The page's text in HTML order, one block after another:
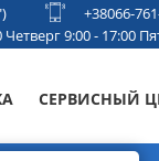
+38066-
9:00 - 17:00
СЕРВИСНЫЙ